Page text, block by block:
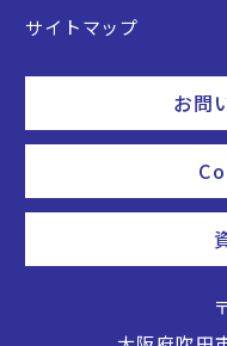
サイトマップ
お問